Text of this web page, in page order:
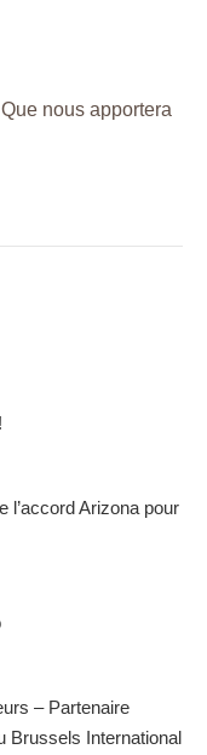
nous apportera
l’accord Arizona pour
– Partenaire
Brussels International